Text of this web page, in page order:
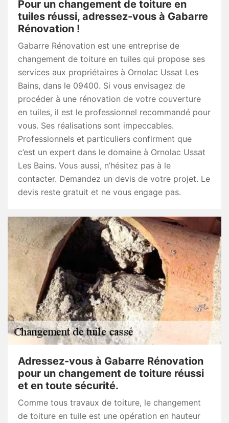
Pour un changement de toiture en
tuiles réussi, adressez-vous à Gabarre
Rénovation !
Gabarre Rénovation est une entreprise de
changement de toiture en tuiles qui propose ses
services aux propriétaires à Ornolac Ussat Les
Bains, dans le 09400. Si vous envisagez de
procéder à une rénovation de votre couverture
en tuiles, il est le professionnel recommandé pour
vous. Ses réalisations sont impeccables.
Professionnels et particuliers confirment que
c’est un expert dans le domaine à Ornolac Ussat
Les Bains. Vous aussi, n’hésitez pas à le
contacter. Demandez un devis de votre projet. Le
devis reste gratuit et ne vous engage pas.
Adressez-vous à Gabarre Rénovation
pour un changement de toiture réussi
et en toute sécurité.
Comme tous travaux de toiture, le changement
de toiture en tuile est une opération en hauteur